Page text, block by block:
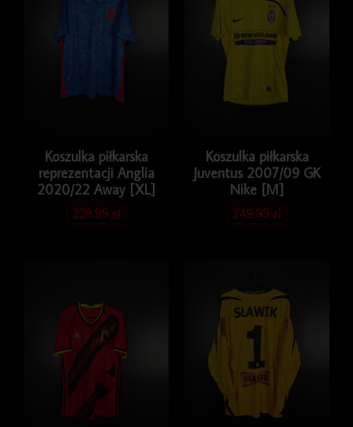
Koszulka piłkarska
reprezentacji Anglia
2020/22 Away [XL]
229.99zł
Koszulka piłkarska
Juventus 2007/09 GK
Nike [M]
249.99zł